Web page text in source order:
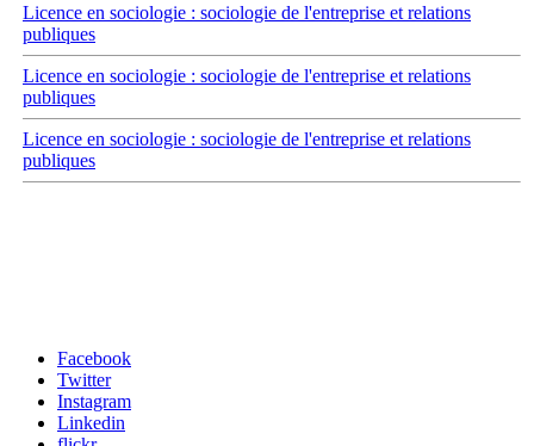
Licence en sociologie : sociologie de l'entreprise et relations
publiques
Licence en sociologie : sociologie de l'entreprise et relations
publiques
Licence en sociologie : sociologie de l'entreprise et relations
publiques
Facebook
Twitter
Instagram
Linkedin